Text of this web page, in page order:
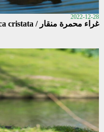
2022-12-28
غراء محمرة منقار / Fulica cristata